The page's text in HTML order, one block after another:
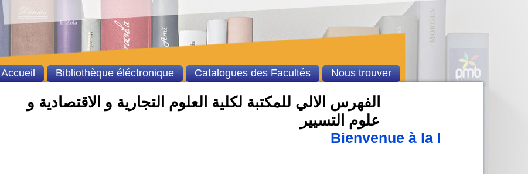
الفهرس الالي للمكتبة لكلية العلوم التجارية و الاقتصادية و
علوم التسيير
Bienvenue à la bibliothèque
Accueil Bibliothèque éléctronique Catalogues des Facultés Nous trouver